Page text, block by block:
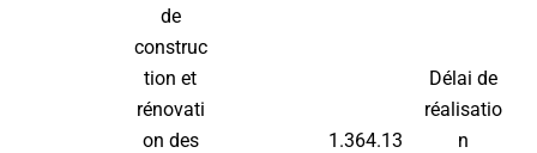
de
construc
tion et
rénovati
on des
1.364.13
Délai de
réalisatio
n